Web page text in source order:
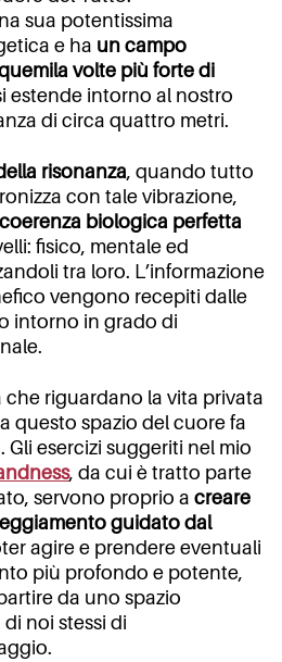
sua potentissima
e ha un campo
volte più forte di
estende intorno al nostro
di circa quattro metri.
risonanza, quando tutto
con tale vibrazione,
biologica perfetta
fisico, mentale ed
tra loro. L’informazione
vengono recepiti dalle
intorno in grado di
che riguardano la vita privata
questo spazio del cuore fa
Gli esercizi suggeriti nel mio
, da cui è tratto parte
servono proprio a creare
guidato dal
agire e prendere eventuali
più profondo e potente,
da uno spazio
noi stessi di